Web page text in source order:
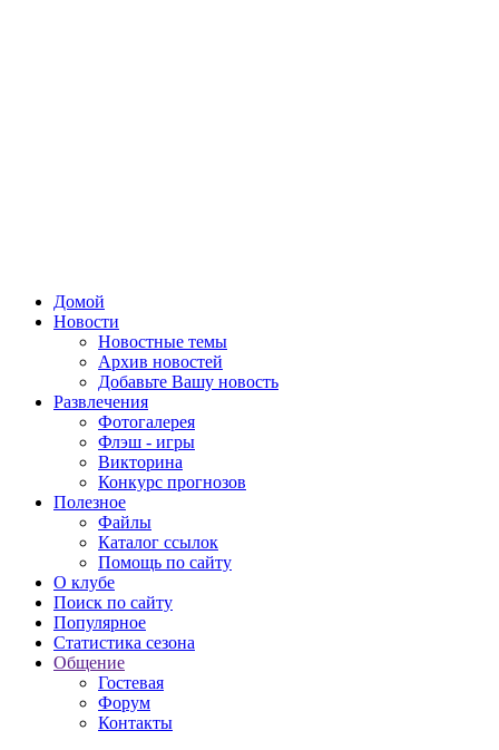
Домой
Новости
Новостные темы
Архив новостей
Добавьте Вашу новость
Развлечения
Фотогалерея
Флэш - игры
Викторина
Конкурс прогнозов
Полезное
Файлы
Каталог ссылок
Помощь по сайту
О клубе
Поиск по сайту
Популярное
Статистика сезона
Общение
Гостевая
Форум
Контакты